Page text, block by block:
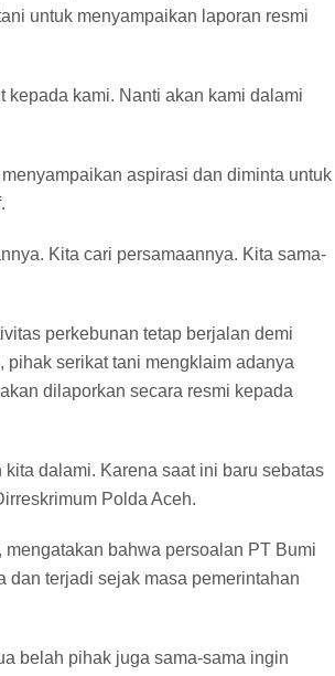
untuk menyampaikan laporan resmi
kepada kami. Nanti akan kami dalami
aspirasi dan diminta untuk
Kita cari persamaannya. Kita sama-
perkebunan tetap berjalan demi
pihak serikat tani mengklaim adanya
dilaporkan secara resmi kepada
dalami. Karena saat ini baru sebatas
Polda Aceh.
bahwa persoalan PT Bumi
dan terjadi sejak masa pemerintahan
belah pihak juga sama-sama ingin